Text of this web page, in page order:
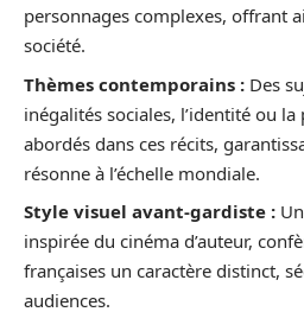
personnages complexes, offrant
société.
Thèmes contemporains : Des
inégalités sociales, l’identité ou
abordés dans ces récits,
résonne à l’échelle mondiale.
Style visuel avant-gardiste :
inspirée du cinéma d’auteur,
françaises un caractère distinct,
audiences.